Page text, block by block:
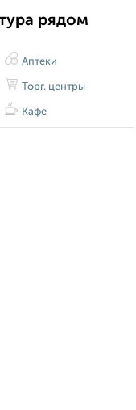
рядом
Аптеки
Торг. центры
Кафе